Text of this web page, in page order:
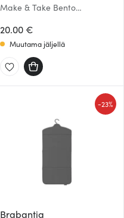
Make & Take Bento
20.00 €
Muutama jäljellä
Brabantia
-23%